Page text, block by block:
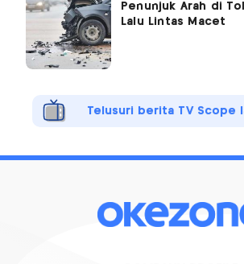
Penunjuk Arah di
Lalu Lintas Macet
Telusuri berita TV Scope